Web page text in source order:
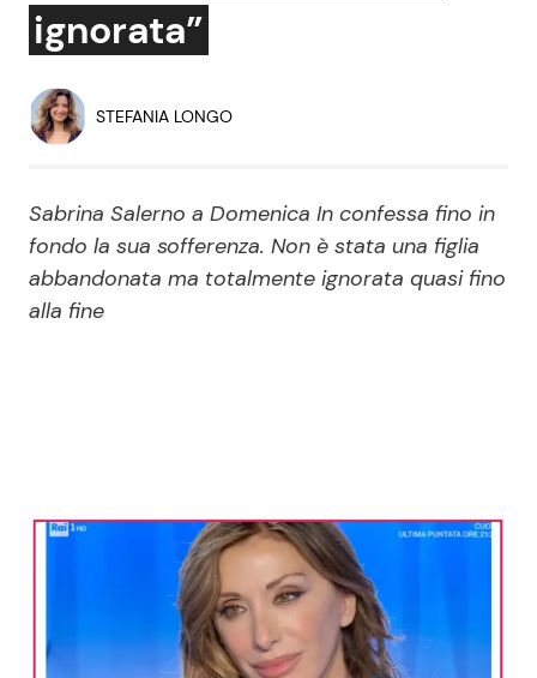
Dal Mondo
Economia
Persone Scomparse
Politica Reality e Talent
Soap Opera
News Spettacolo
Benessere Cucina e Ricette
ignorata”
STEFANIA LONGO
Sabrina Salerno a Domenica In confessa fino in
fondo la sua sofferenza. Non è stata una figlia
abbandonata ma totalmente ignorata quasi fino
alla fine